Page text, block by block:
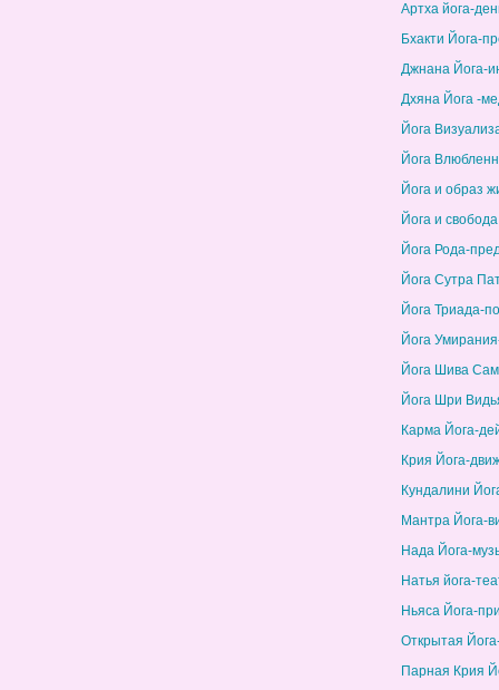
Артха йога-
Бхакти Йога-
Джнана Йога-
Дхяна Йога -
Йога
Йога
Йога и образ
Йога и свобода
Йога Рода-
Йога Сутра
Йога Триада-
Йога
Йога Шива
Йога Шри
Карма Йога-
Крия Йога-
Кундалини
Мантра Йога-
Нада Йога-
Натья йога-
Ньяса Йога-
Открытая
Парная Крия